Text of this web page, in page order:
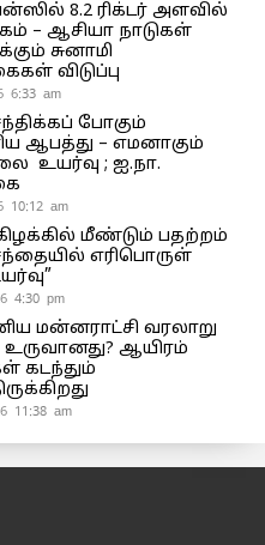
8.2 ரிக்டர் அளவில்
– ஆசியா நாடுகள்
சுனாமி
விடுப்பு
6:33 am
போகும்
ஆபத்து – எமனாகும்
உயர்வு ; ஐ.நா.
10:12 am
மீண்டும் பதற்றம்
எரிபொருள்
4:30 pm
மன்னராட்சி வரலாறு
ஆயிரம்
கடந்தும்
11:38 am